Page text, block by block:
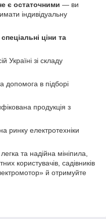
є остаточними — ви
індивідуальну
спеціальні ціни та
Україні зі складу
допомога в підборі
продукція з
ринку електротехніки
та надійна мініпила,
користувачів, садівників
й отримуйте